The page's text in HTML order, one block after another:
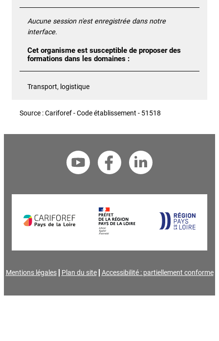
Aucune session n'est enregistrée dans notre
interface.
Cet organisme est susceptible de proposer des
formations dans les domaines :
Transport, logistique
Source : Cariforef - Code établissement - 51518
Mentions légales Plan du site Accessibilité : partiellement conforme